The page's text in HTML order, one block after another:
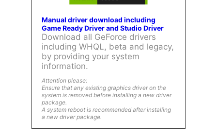
Manual driver download including
Game Ready Driver and Studio Driver
Download all GeForce drivers
including WHQL, beta and legacy,
by providing your system
information.
Attention please:
Ensure that any existing graphics driver on the
system is removed before installing a new driver
package.
A system reboot is recommended after installing
a new driver package.